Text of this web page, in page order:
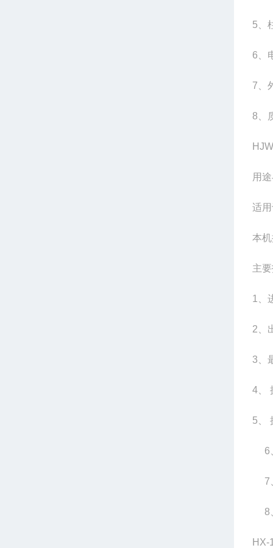
5、
6、
7、
8、
用
适
本
主
1、
2、
3、
4、
5、
6
7
8
HX-